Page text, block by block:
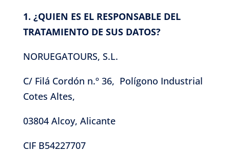
1. ¿QUIEN ES EL RESPONSABLE DEL
TRATAMIENTO DE SUS DATOS?
NORUEGATOURS, S.L.
C/ Filá Cordón n.º 36, Polígono Industrial
Cotes Altes,
03804 Alcoy, Alicante
CIF B54227707